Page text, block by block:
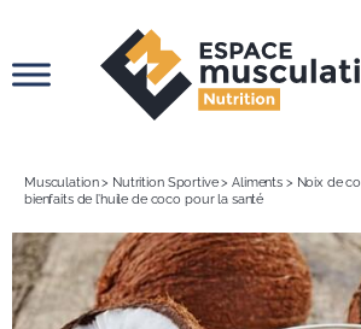
Musculation> Nutrition Sportive>Aliments > Noix de
bienfaits de l’huile de coco pour la santé